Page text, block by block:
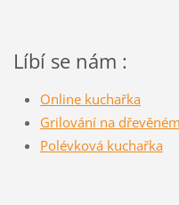
Líbí se nám :
Online kuchařka
Grilování na
Polévková kuchařka